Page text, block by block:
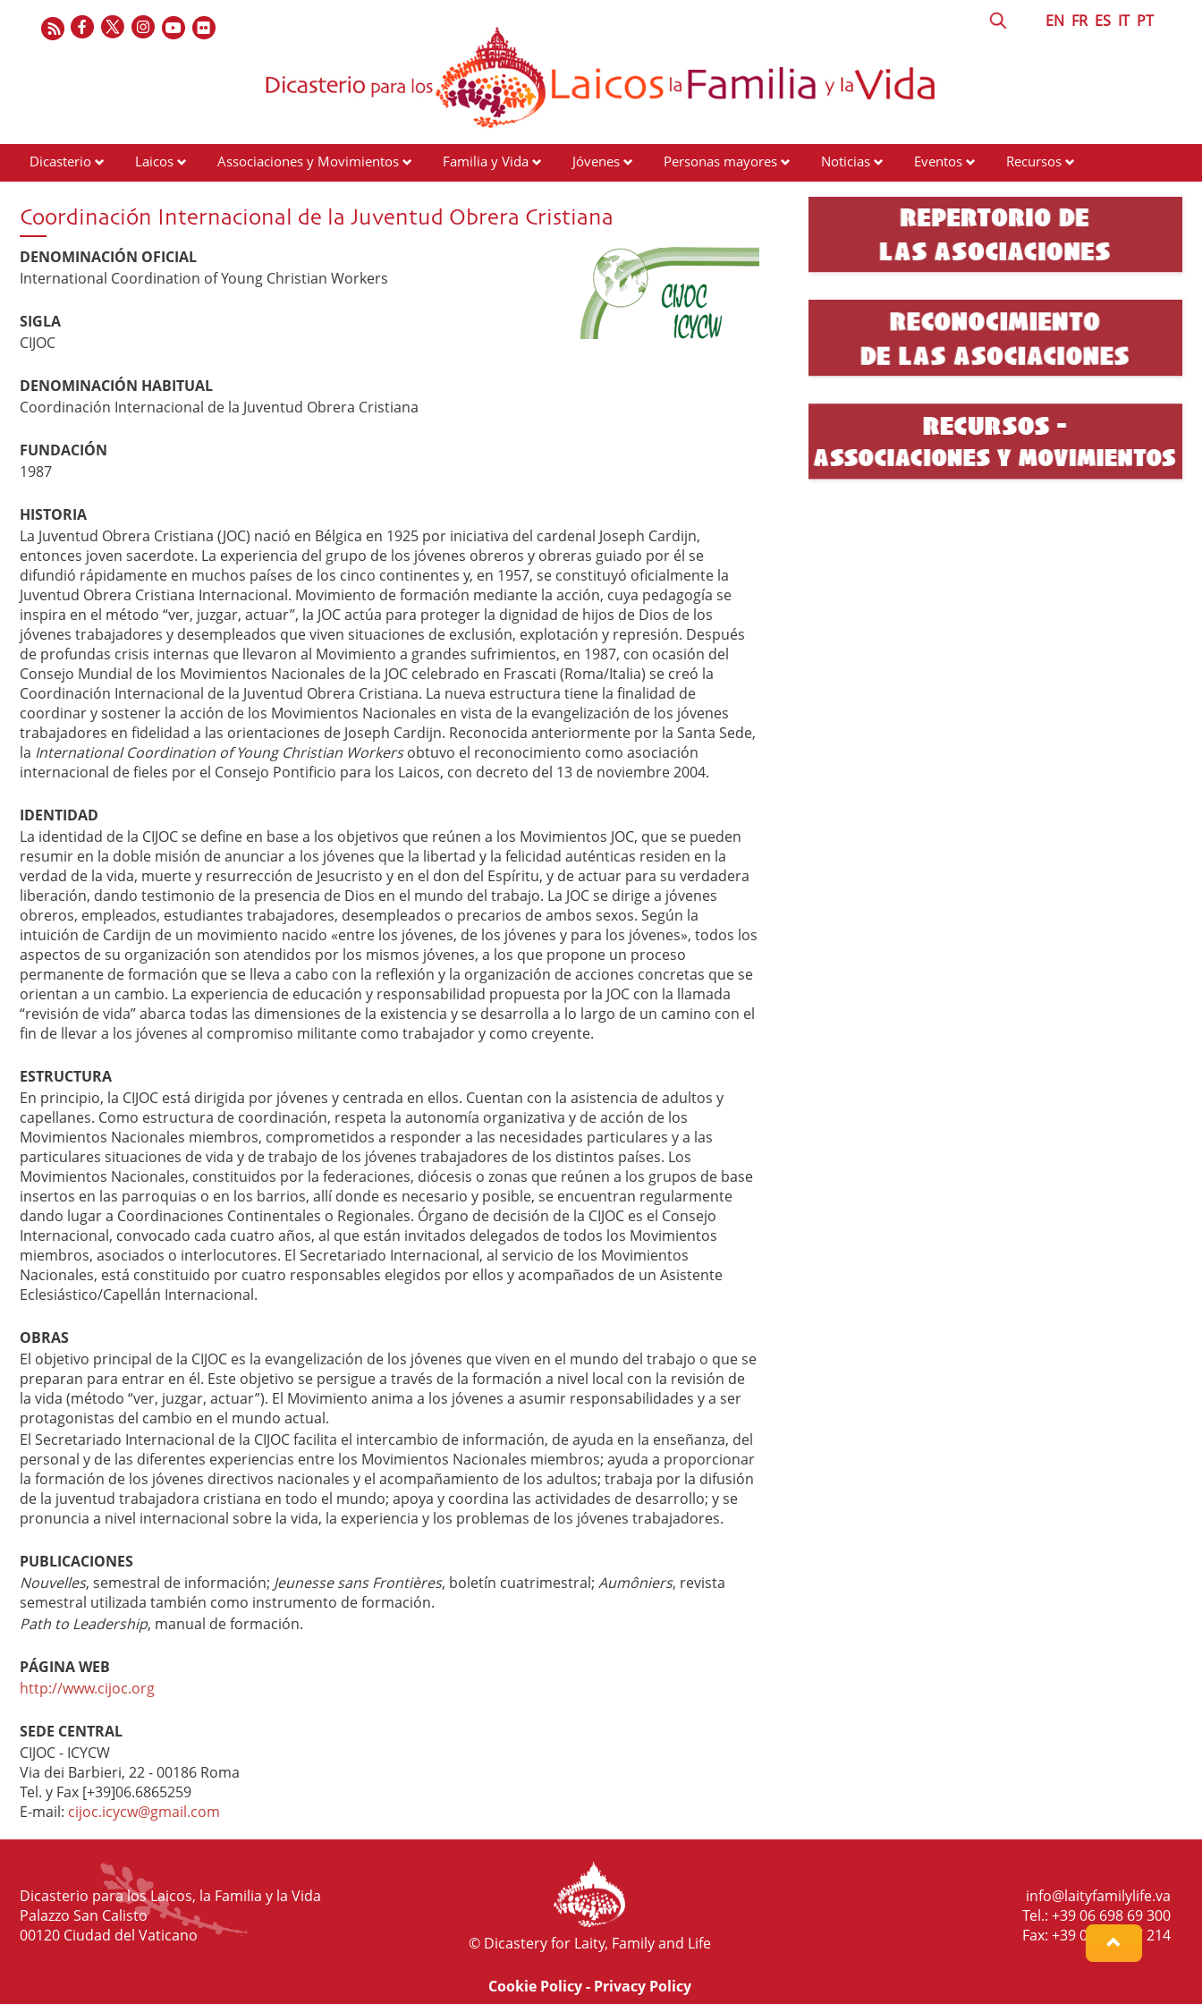
EN FR ES IT PT
Dicasterio Laicos Associaciones y Movimientos Familia y Vida Jóvenes Personas mayores Noticias Eventos
Recursos
Coordinación Internacional de la Juventud Obrera Cristiana
DENOMINACIÓN OFICIAL
International Coordination of Young Christian Workers
SIGLA
CIJOC
DENOMINACIÓN HABITUAL
Coordinación Internacional de la Juventud Obrera Cristiana
FUNDACIÓN
1987
HISTORIA
La Juventud Obrera Cristiana (JOC) nació en Bélgica en 1925 por iniciativa del cardenal Joseph Cardijn,
entonces joven sacerdote. La experiencia del grupo de los jóvenes obreros y obreras guiado por él se
difundió rápidamente en muchos países de los cinco continentes y, en 1957, se constituyó oficialmente la
Juventud Obrera Cristiana Internacional. Movimiento de formación mediante la acción, cuya pedagogía se
inspira en el método “ver, juzgar, actuar”, la JOC actúa para proteger la dignidad de hijos de Dios de los
jóvenes trabajadores y desempleados que viven situaciones de exclusión, explotación y represión. Después
de profundas crisis internas que llevaron al Movimiento a grandes sufrimientos, en 1987, con ocasión del
Consejo Mundial de los Movimientos Nacionales de la JOC celebrado en Frascati (Roma/Italia) se creó la
Coordinación Internacional de la Juventud Obrera Cristiana. La nueva estructura tiene la finalidad de
coordinar y sostener la acción de los Movimientos Nacionales en vista de la evangelización de los jóvenes
trabajadores en fidelidad a las orientaciones de Joseph Cardijn. Reconocida anteriormente por la Santa Sede,
la International Coordination of Young Christian Workersobtuvo el reconocimiento como asociación
internacional de fieles por el Consejo Pontificio para los Laicos, con decreto del 13 de noviembre 2004.
IDENTIDAD
La identidad de la CIJOC se define en base a los objetivos que reúnen a los Movimientos JOC, que se pueden
resumir en la doble misión de anunciar a los jóvenes que la libertad y la felicidad auténticas residen en la
verdad de la vida, muerte y resurrección de Jesucristo y en el don del Espíritu, y de actuar para su verdadera
liberación, dando testimonio de la presencia de Dios en el mundo del trabajo. La JOC se dirige a jóvenes
obreros, empleados, estudiantes trabajadores, desempleados o precarios de ambos sexos. Según la
intuición de Cardijn de un movimiento nacido «entre los jóvenes, de los jóvenes y para los jóvenes», todos los
aspectos de su organización son atendidos por los mismos jóvenes, a los que propone un proceso
permanente de formación que se lleva a cabo con la reflexión y la organización de acciones concretas que se
orientan a un cambio. La experiencia de educación y responsabilidad propuesta por la JOC con la llamada
“revisión de vida” abarca todas las dimensiones de la existencia y se desarrolla a lo largo de un camino con el
fin de llevar a los jóvenes al compromiso militante como trabajador y como creyente.
ESTRUCTURA
En principio, la CIJOC está dirigida por jóvenes y centrada en ellos. Cuentan con la asistencia de adultos y
capellanes. Como estructura de coordinación, respeta la autonomía organizativa y de acción de los
Movimientos Nacionales miembros, comprometidos a responder a las necesidades particulares y a las
particulares situaciones de vida y de trabajo de los jóvenes trabajadores de los distintos países. Los
Movimientos Nacionales, constituidos por la federaciones, diócesis o zonas que reúnen a los grupos de base
insertos en las parroquias o en los barrios, allí donde es necesario y posible, se encuentran regularmente
dando lugar a Coordinaciones Continentales o Regionales. Órgano de decisión de la CIJOC es el Consejo
Internacional, convocado cada cuatro años, al que están invitados delegados de todos los Movimientos
miembros, asociados o interlocutores. El Secretariado Internacional, al servicio de los Movimientos
Nacionales, está constituido por cuatro responsables elegidos por ellos y acompañados de un Asistente
Eclesiástico/Capellán Internacional.
OBRAS
El objetivo principal de la CIJOC es la evangelización de los jóvenes que viven en el mundo del trabajo o que se
preparan para entrar en él. Este objetivo se persigue a través de la formación a nivel local con la revisión de
la vida (método “ver, juzgar, actuar”). El Movimiento anima a los jóvenes a asumir responsabilidades y a ser
protagonistas del cambio en el mundo actual.
El Secretariado Internacional de la CIJOC facilita el intercambio de información, de ayuda en la enseñanza, del
personal y de las diferentes experiencias entre los Movimientos Nacionales miembros; ayuda a proporcionar
la formación de los jóvenes directivos nacionales y el acompañamiento de los adultos; trabaja por la difusión
de la juventud trabajadora cristiana en todo el mundo; apoya y coordina las actividades de desarrollo; y se
pronuncia a nivel internacional sobre la vida, la experiencia y los problemas de los jóvenes trabajadores.
PUBLICACIONES
Nouvelles, semestral de información; Jeunesse sans Frontières, boletín cuatrimestral; Aumôniers, revista
semestral utilizada también como instrumento de formación.
Path to Leadership, manual de formación.
PÁGINA WEB
http://www.cijoc.org
SEDE CENTRAL
CIJOC - ICYCW
Via dei Barbieri, 22 - 00186 Roma
Tel. y Fax [+39]06.6865259
E-mail: cijoc.icycw@gmail.com
Dicasterio para los Laicos, la Familia y la Vida
Palazzo San Calisto
00120 Ciudad del Vaticano
© Dicastery for Laity, Family and Life
Cookie Policy- Privacy Policy
info@laityfamilylife.va
Tel.: +39 06 698 69 300
Fax: +39 06 698 87 214